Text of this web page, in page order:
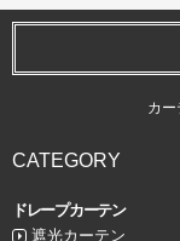
カ
CATEGORY
ドレープカーテン
遮光カーテン